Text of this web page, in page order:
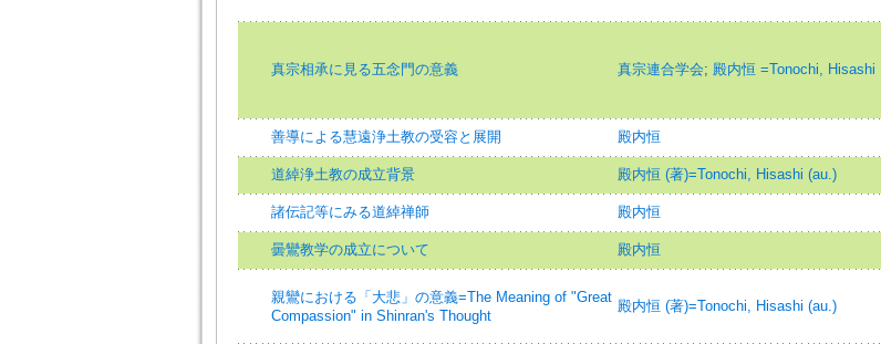
真宗相承に見る五念門の意義 真宗連合学会; 殿内恒 =Tonochi, Hisashi
善導による慧遠浄土教の受容と展開 殿内恒
道綽浄土教の成立背景 殿内恒 (著)=Tonochi, Hisashi (au.)
諸伝記等にみる道綽禅師 殿内恒
曇鸞教学の成立について 殿内恒
親鸞における「大悲」の意義=The Meaning of "Great
Compassion" in Shinran's Thought
殿内恒 (著)=Tonochi, Hisashi (au.)